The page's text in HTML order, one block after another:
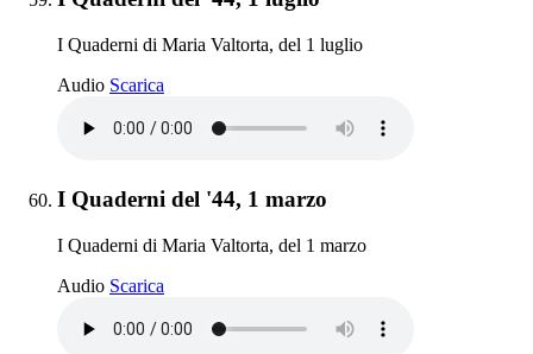
I Quaderni di Maria Valtorta, del 1 luglio
Audio Scarica
Elemento 60:
I Quaderni del '44, 1 marzo
I Quaderni di Maria Valtorta, del 1 marzo
Audio Scarica